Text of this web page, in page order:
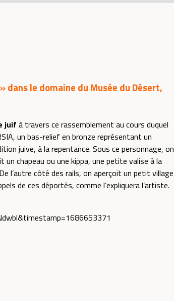
le domaine du Musée du Désert,
juif à travers ce rassemblement au cours duquel
un bas-relief en bronze représentant un
juive, à la repentance. Sous ce personnage, on
chapeau ou une kippa, une petite valise à la
l’autre côté des rails, on aperçoit un petit village
de ces déportés, comme l’expliquera l’artiste.